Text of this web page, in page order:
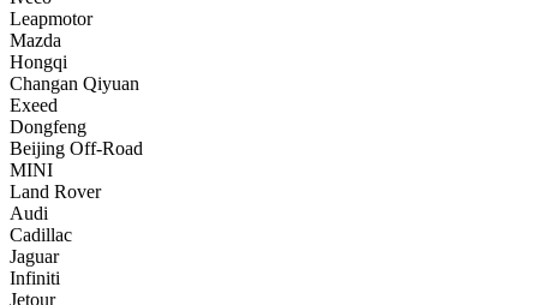
Leapmotor
Mazda
Hongqi
Changan Qiyuan
Exeed
Dongfeng
Beijing Off-Road
MINI
Land Rover
Audi
Cadillac
Jaguar
Infiniti
Jetour